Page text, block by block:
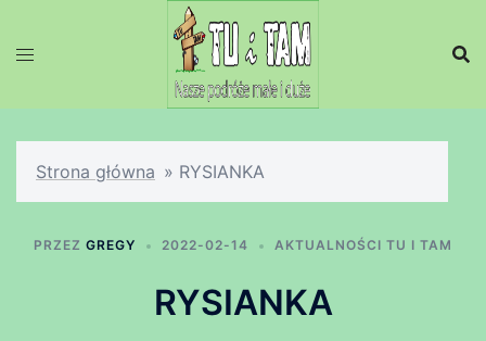
Strona główna » RYSIANKA
PRZEZ GREGY 2022-02-14 AKTUALNOŚCI TU I TAM
RYSIANKA